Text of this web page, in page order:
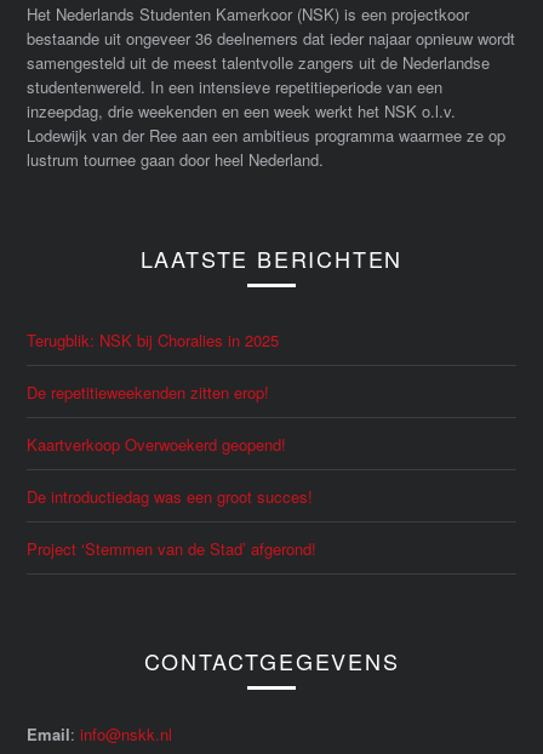
Het Nederlands Studenten Kamerkoor (NSK) is een projectkoor
bestaande uit ongeveer 36 deelnemers dat ieder najaar opnieuw wordt
samengesteld uit de meest talentvolle zangers uit de Nederlandse
studentenwereld. In een intensieve repetitieperiode van een
inzeepdag, drie weekenden en een week werkt het NSK o.l.v.
Lodewijk van der Ree aan een ambitieus programma waarmee ze op
lustrum tournee gaan door heel Nederland.
LAATSTE BERICHTEN
Terugblik: NSK bij Choralies in 2025
De repetitieweekenden zitten erop!
Kaartverkoop Overwoekerd geopend!
De introductiedag was een groot succes!
Project ‘Stemmen van de Stad’ afgerond!
CONTACTGEGEVENS
Email:info@nskk.nl